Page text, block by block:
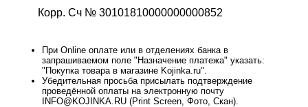
Корр. Сч № 30101810000000000852
При Online оплате или в отделениях банка в
запрашиваемом поле "Назначение платежа" указать:
"Покупка товара в магазине Kojinka.ru".
Убедительная просьба присылать подтверждение
проведённой оплаты на электронную почту
INFO@KOJINKA.RU (Print Screen, Фото, Скан).